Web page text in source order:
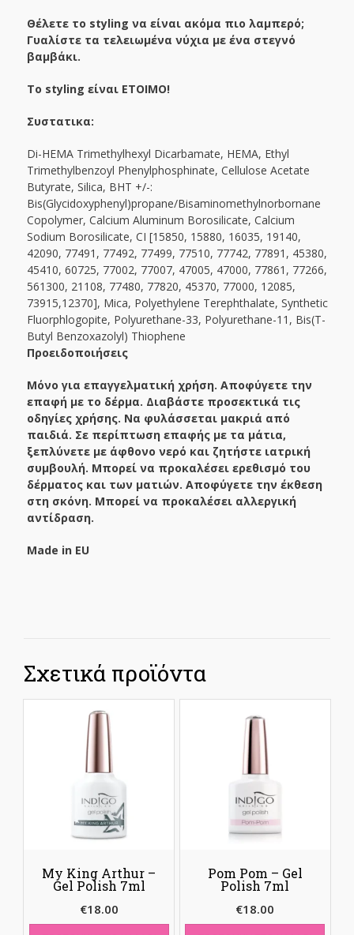
Θέλετε το styling να είναι ακόμα πιο λαμπερό;
Γυαλίστε τα τελειωμένα νύχια με ένα στεγνό
βαμβάκι.
Το styling είναι ΕΤΟΙΜΟ!
Συστατικα:
Di-HEMA Trimethylhexyl Dicarbamate, HEMA, Ethyl
Trimethylbenzoyl Phenylphosphinate, Cellulose Acetate
Butyrate, Silica, BHT +/-:
Bis(Glycidoxyphenyl)propane/Bisaminomethylnorbornane
Copolymer, Calcium Aluminum Borosilicate, Calcium
Sodium Borosilicate, CI [15850, 15880, 16035, 19140,
42090, 77491, 77492, 77499, 77510, 77742, 77891, 45380,
45410, 60725, 77002, 77007, 47005, 47000, 77861, 77266,
561300, 21108, 77480, 77820, 45370, 77000, 12085,
73915,12370], Mica, Polyethylene Terephthalate, Synthetic
Fluorphlogopite, Polyurethane-33, Polyurethane-11, Bis(T-
Butyl Benzoxazolyl) Thiophene
Προειδοποιήσεις
Μόνο για επαγγελματική χρήση. Αποφύγετε την
επαφή με το δέρμα. Διαβάστε προσεκτικά τις
οδηγίες χρήσης. Να φυλάσσεται μακριά από
παιδιά. Σε περίπτωση επαφής με τα μάτια,
ξεπλύνετε με άφθονο νερό και ζητήστε ιατρική
συμβουλή. Μπορεί να προκαλέσει ερεθισμό του
δέρματος και των ματιών. Αποφύγετε την έκθεση
στη σκόνη. Μπορεί να προκαλέσει αλλεργική
αντίδραση.
Made in EU
Σχετικά προϊόντα
My King Arthur –
Gel Polish 7ml
€18.00
Pom Pom – Gel
Polish 7ml
€18.00